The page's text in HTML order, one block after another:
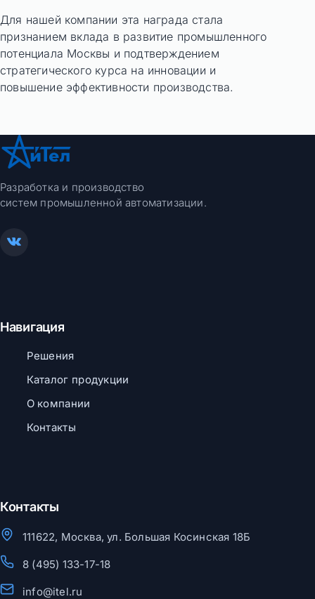
Для нашей компании эта награда стала
признанием вклада в развитие промышленного
потенциала Москвы и подтверждением
стратегического курса на инновации и
повышение эффективности производства.
Разработка и производство
систем промышленной автоматизации.
Навигация
Решения
Каталог продукции
О компании
Контакты
Контакты
111622, Москва, ул. Большая Косинская 18Б
8 (495) 133-17-18
info@itel.ru